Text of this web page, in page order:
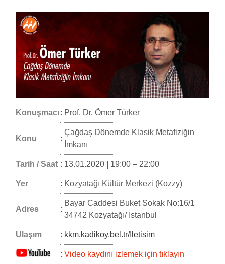
Konuşmacı: Prof. Dr. Ömer Türker
Konu :
Çağdaş Dönemde Klasik Metafiziğin
İmkanı
Tarih / Saat : 13.01.2020 19:00 – 22:00
Yer : Kozyatağı Kültür Merkezi (Kozzy)
Adres :
Bayar Caddesi Buket Sokak No:16/1
34742 Kozyatağı/ İstanbul
Ulaşım : kkm.kadikoy.bel.tr/Iletisim
: Video kaydını izlemek için tıklayın